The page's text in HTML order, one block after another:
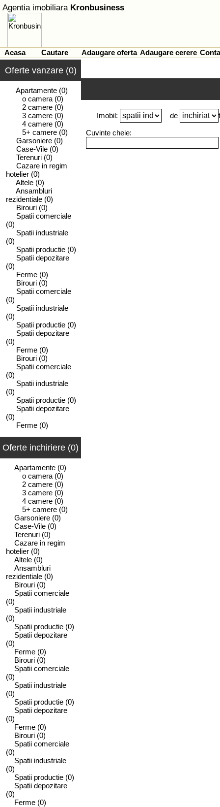
Agentia imobiliara Kronbusiness
Acasa Cautare Adaugare oferta Adaugare cerere
Oferte vanzare (0)
Apartamente (0)
o camera (0)
2 camere (0)
3 camere (0)
4 camere (0)
5+ camere (0)
Garsoniere (0)
Case-Vile (0)
Terenuri (0)
Cazare in regim
hotelier (0)
Altele (0)
Ansambluri
rezidentiale (0)
Birouri (0)
Spatii comerciale
(0)
Spatii industriale
(0)
Spatii productie (0)
Spatii depozitare
(0)
Ferme (0)
Birouri (0)
Spatii comerciale
(0)
Spatii industriale
(0)
Spatii productie (0)
Spatii depozitare
(0)
Ferme (0)
Birouri (0)
Spatii comerciale
(0)
Spatii industriale
(0)
Spatii productie (0)
Spatii depozitare
(0)
Ferme (0)
Oferte inchiriere (0)
Apartamente (0)
o camera (0)
2 camere (0)
3 camere (0)
4 camere (0)
5+ camere (0)
Garsoniere (0)
Case-Vile (0)
Terenuri (0)
Cazare in regim
hotelier (0)
Altele (0)
Ansambluri
rezidentiale (0)
Birouri (0)
Spatii comerciale
(0)
Spatii industriale
(0)
Spatii productie (0)
Spatii depozitare
(0)
Ferme (0)
Birouri (0)
Spatii comerciale
(0)
Spatii industriale
(0)
Spatii productie (0)
Spatii depozitare
(0)
Ferme (0)
Birouri (0)
Spatii comerciale
(0)
Spatii industriale
(0)
Spatii productie (0)
Spatii depozitare
(0)
Ferme (0)
Imobil: de
Cuvinte cheie: